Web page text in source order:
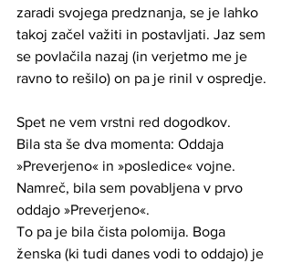
zaradi svojega predznanja, se je lahko
takoj začel važiti in postavljati. Jaz sem
se povlačila nazaj (in verjetmo me je
ravno to rešilo) on pa je rinil v ospredje.
Spet ne vem vrstni red dogodkov.
Bila sta še dva momenta: Oddaja
»Preverjeno« in »posledice« vojne.
Namreč, bila sem povabljena v prvo
oddajo »Preverjeno«.
To pa je bila čista polomija. Boga
ženska (ki tudi danes vodi to oddajo) je